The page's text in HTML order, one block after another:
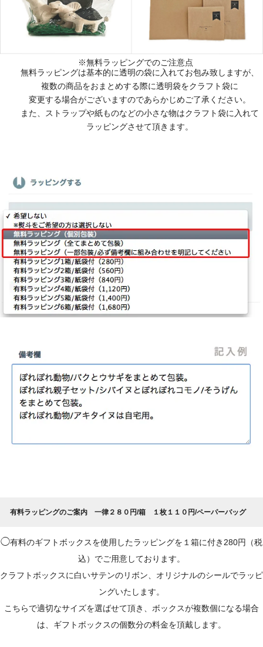
※無料ラッピングでのご注意点
無料ラッピングは基本的に透明の袋に入れてお包み致しますが、
複数の商品をおまとめする際に透明袋をクラフト袋に
変更する場合がございますのであらかじめご了承ください。
また、ストラップや紙ものなどの小さな物はクラフト袋に入れて
ラッピングさせて頂きます。
有料ラッピングのご案内 一律２８０円/箱 １枚１１０円/ペーパーバッグ
◯有料のギフトボックスを使用したラッピングを１箱に付き280円（税
込）でご用意しております。
クラフトボックスに白いサテンのリボン、オリジナルのシールでラッピ
ングいたします。
こちらで適切なサイズを選ばせて頂き、ボックスが複数個になる場合
は、ギフトボックスの個数分の料金を頂戴します。